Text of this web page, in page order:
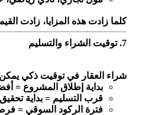
كلما زادت هذه المزايا، زادت
7. توقيت الشراء والتسليم
شراء العقار في توقيت ذكي
بداية إطلاق المشروع =
قرب التسليم = بداية
فترة الركود السوقي =